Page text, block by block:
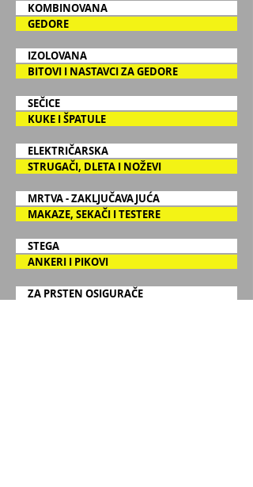
KOMBINOVANA
GEDORE
IZOLOVANA
BITOVI I NASTAVCI ZA GEDORE
SEČICE
KUKE I ŠPATULE
ELEKTRIČARSKA
STRUGAČI, DLETA I NOŽEVI
MRTVA - ZAKLJUČAVAJUĆA
MAKAZE, SEKAČI I TESTERE
STEGA
ANKERI I PIKOVI
ZA PRSTEN OSIGURAČE